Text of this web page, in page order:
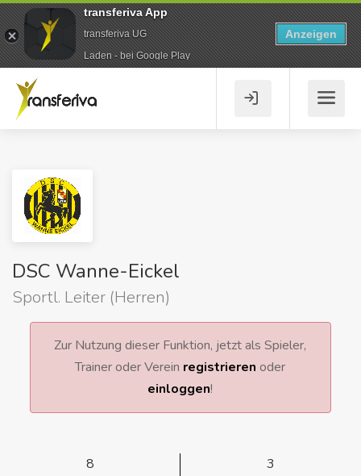
DSC Wanne-Eickel
Sportl. Leiter (Herren)
Zur Nutzung dieser Funktion, jetzt als Spieler,
Trainer oder Verein registrieren oder
einloggen!
8
3
transferiva App
transferiva UG
Laden - bei Google Play
Anzeigen